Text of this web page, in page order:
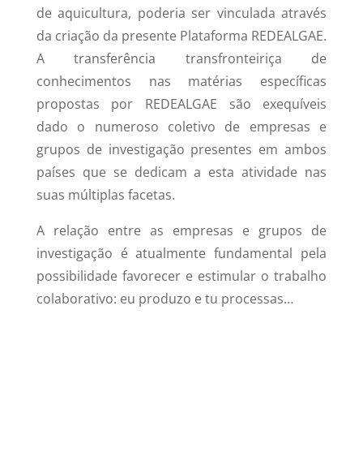
de aquicultura, poderia ser vinculada através
da criação da presente Plataforma REDEALGAE.
A transferência transfronteiriça de
conhecimentos nas matérias específicas
propostas por REDEALGAE são exequíveis
dado o numeroso coletivo de empresas e
grupos de investigação presentes em ambos
países que se dedicam a esta atividade nas
suas múltiplas facetas.
A relação entre as empresas e grupos de
investigação é atualmente fundamental pela
possibilidade favorecer e estimular o trabalho
colaborativo: eu produzo e tu processas…